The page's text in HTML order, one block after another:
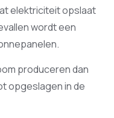
elektriciteit opslaat
wordt een
produceren dan
opgeslagen in de